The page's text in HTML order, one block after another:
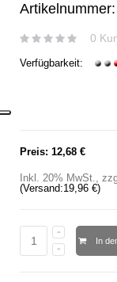
0
Verfügbarkeit:
Preis: 12,68 €
Inkl. 20% MwSt.,
(Versand:19,96 €)
In